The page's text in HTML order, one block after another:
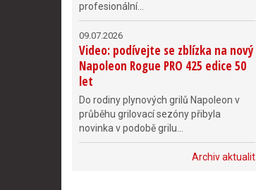
profesionální...
09.07.2026
Video: podívejte se zblízka na nový
Napoleon Rogue PRO 425 edice 50
let
Do rodiny plynových grilů Napoleon v
průběhu grilovací sezóny přibyla
novinka v podobě grilu...
Archiv aktualit